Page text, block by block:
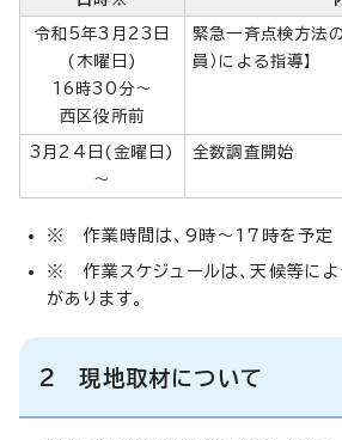
令和5年3月23日
(木曜日)
16時30分～
西区役所前
緊急一斉点検方法
員）による指導】
3月24日(金曜日)
～
全数調査開始
※ 作業時間は、9時～17時を予定
※ 作業スケジュールは、天候等によ
があります。
2 現地取材について